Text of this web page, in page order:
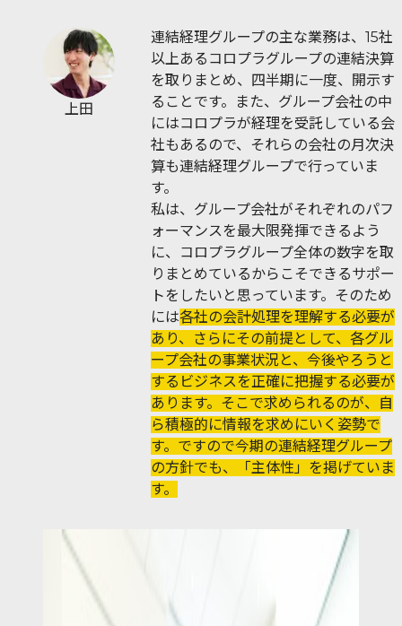
上田
連結経理グループの主な業務は、15社
以上あるコロプラグループの連結決算
を取りまとめ、四半期に一度、開示す
ることです。また、グループ会社の中
にはコロプラが経理を受託している会
社もあるので、それらの会社の月次決
算も連結経理グループで行っていま
す。
私は、グループ会社がそれぞれのパフ
ォーマンスを最大限発揮できるよう
に、コロプラグループ全体の数字を取
りまとめているからこそできるサポー
トをしたいと思っています。そのため
には各社の会計処理を理解する必要が
あり、さらにその前提として、各グル
ープ会社の事業状況と、今後やろうと
するビジネスを正確に把握する必要が
あります。そこで求められるのが、自
ら積極的に情報を求めにいく姿勢で
す。ですので今期の連結経理グループ
の方針でも、「主体性」を掲げていま
す。